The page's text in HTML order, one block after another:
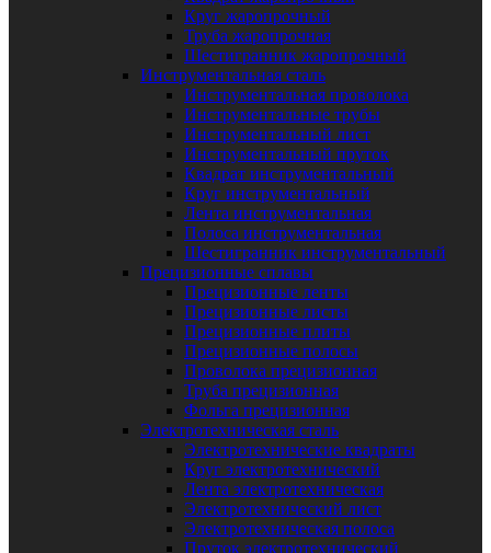
Круг жаропрочный
Труба жаропрочная
Шестигранник жаропрочный
Инструментальная сталь
Инструментальная проволока
Инструментальные трубы
Инструментальный лист
Инструментальный пруток
Квадрат инструментальный
Круг инструментальный
Лента инструментальная
Полоса инструментальная
Шестигранник инструментальный
Прецизионные сплавы
Прецизионные ленты
Прецизионные листы
Прецизионные плиты
Прецизионные полосы
Проволока прецизионная
Труба прецизионная
Фольга прецизионная
Электротехническая сталь
Электротехнические квадраты
Круг электротехнический
Лента электротехническая
Электротехнический лист
Электротехническая полоса
Пруток электротехнический